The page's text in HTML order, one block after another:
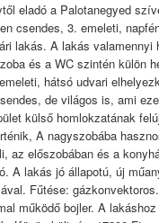
eladó a Palotanegyed
csendes, 3. emeleti,
lakás. A lakás valamennyi
és a WC szintén külön
hátsó udvari
de világos is, ami
külső homlokzatának
A nagyszobába
az előszobában és a
A lakás jó állapotú, új
Fűtése:
működő bojler. A